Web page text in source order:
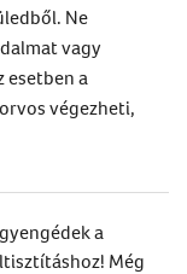
Ne
vagy
esetben a
végezheti,
a
Még